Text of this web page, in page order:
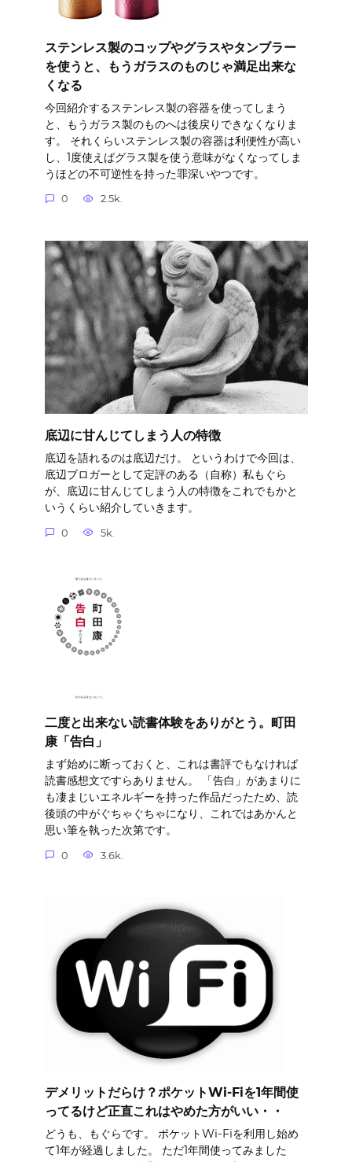
ステンレス製のコップやグラスやタンブラー
を使うと、もうガラスのものじゃ満足出来な
くなる
今回紹介するステンレス製の容器を使ってしまう
と、もうガラス製のものへは後戻りできなくなりま
す。 それくらいステンレス製の容器は利便性が高い
し、1度使えばグラス製を使う意味がなくなってしま
うほどの不可逆性を持った罪深いやつです。
0 2.5k.
底辺に甘んじてしまう人の特徴
底辺を語れるのは底辺だけ。 というわけで今回は、
底辺ブロガーとして定評のある（自称）私もぐら
が、底辺に甘んじてしまう人の特徴をこれでもかと
いうくらい紹介していきます。
0 5k.
二度と出来ない読書体験をありがとう。町田
康「告白」
まず始めに断っておくと、これは書評でもなければ
読書感想文ですらありません。 「告白」があまりに
も凄まじいエネルギーを持った作品だったため、読
後頭の中がぐちゃぐちゃになり、これではあかんと
思い筆を執った次第です。
0 3.6k.
デメリットだらけ？ポケットWi-Fiを1年間使
ってるけど正直これはやめた方がいい・・
どうも、もぐらです。 ポケットWi-Fiを利用し始め
て1年が経過しました。 ただ1年間使ってみました